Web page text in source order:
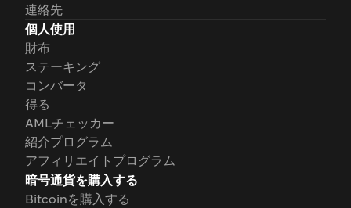
連絡先
個人使用
財布
ステーキング
コンバータ
得る
AMLチェッカー
紹介プログラム
アフィリエイトプログラム
暗号通貨を購入する
Bitcoinを購入する